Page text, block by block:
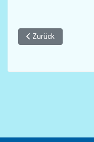
Vorheriger Beitrag:
Zurück